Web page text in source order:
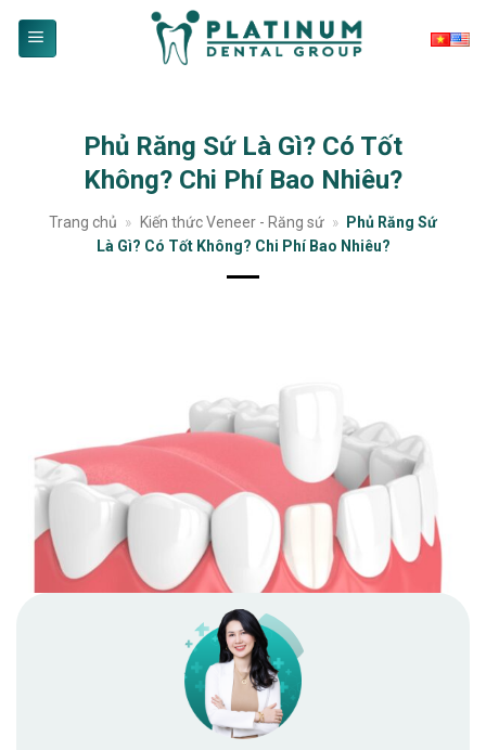
Phủ Răng Sứ Là Gì? Có Tốt
Không? Chi Phí Bao Nhiêu?
Trang chủ » Kiến thức Veneer - Răng sứ »
Phủ Răng Sứ
Là Gì? Có Tốt Không? Chi Phí Bao Nhiêu?